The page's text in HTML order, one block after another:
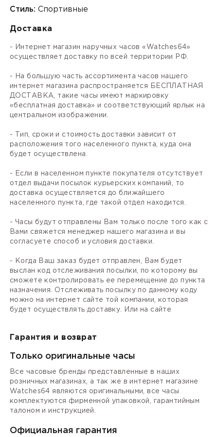
Стиль: Спортивные
Доставка
- Интернет магазин наручных часов «Watches64»
осуществляет доставку по всей территории РФ.
- На большую часть ассортимента часов нашего
интернет магазина распространяется БЕСПЛАТНАЯ
ДОСТАВКА, такие часы имеют маркировку
«бесплатная доставка» и соответствующий ярлык на
центральном изображении.
- Тип, сроки и стоимость доставки зависит от
расположения того населенного пункта, куда она
будет осуществлена.
- Если в населенном пункте покупателя отсутствует
отдел выдачи посылок курьерских компаний, то
доставка осуществляется до ближайшего
населенного пункта, где такой отдел находится.
- Часы будут отправлены Вам только после того как с
Вами свяжется менеджер нашего магазина и вы
согласуете способ и условия доставки.
- Когда Ваш заказ будет отправлен, Вам будет
выслан код отслеживания посылки, по которому вы
сможете контролировать ее перемещение до пункта
назначения. Отслеживать посылку по данному коду
можно на интернет сайте той компании, которая
будет осуществлять доставку. Или на сайте
Гарантия и возврат
Только оригинальные часы
Все часовые бренды представленные в наших
розничных магазинах, а так же в интернет магазине
Watches64 являются оригинальными, все часы
комплектуются фирменной упаковкой, гарантийным
талоном и инструкцией.
Официальная гарантия